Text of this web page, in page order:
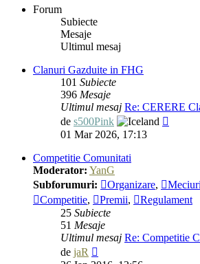
Forum
Subiecte
Mesaje
Ultimul mesaj
Clanuri Gazduite in FHG
101 Subiecte
396 Mesaje
Ultimul mesaj Re: CERERE
de s500Pink
01 Mar 2026, 17:13
Competitie Comunitati
Moderator: YanG
Subforumuri:
Organizare,
Competitie, Premii,
Regulament
25 Subiecte
51 Mesaje
Ultimul mesaj Re: Competitie
de jaR